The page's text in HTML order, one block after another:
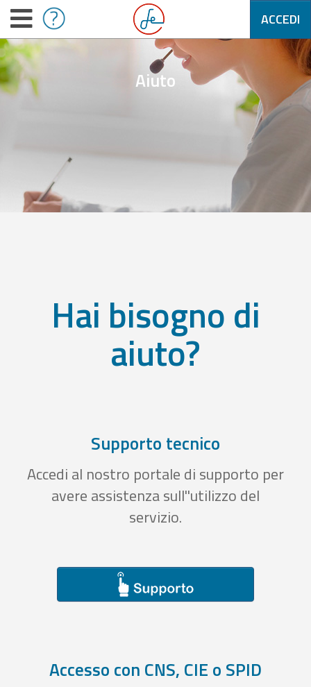
ACCEDI
Aiuto
Hai bisogno di
aiuto?
Supporto tecnico
Accedi al nostro portale di supporto per
avere assistenza sull''utilizzo del
servizio.
Accesso con CNS, CIE o SPID